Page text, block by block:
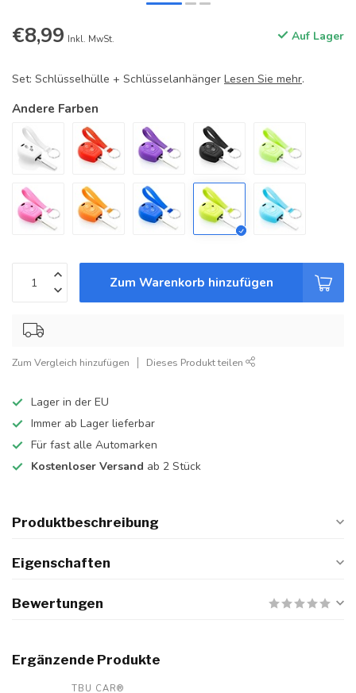
€8,99 Inkl. MwSt. Auf Lager
Set: Schlüsselhülle + Schlüsselanhänger Lesen Sie mehr.
Andere Farben
Zum Warenkorb hinzufügen
Zum Vergleich hinzufügen Dieses Produkt teilen
Lager in der EU
Immer ab Lager lieferbar
Für fast alle Automarken
Kostenloser Versand ab 2 Stück
Produktbeschreibung
Eigenschaften
Bewertungen
Ergänzende Produkte
TBU CAR®